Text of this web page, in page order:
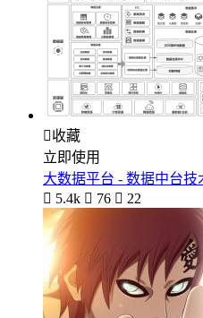
收藏
立即使用
大数据平台 - 数据中台技
 5.4k  76  22